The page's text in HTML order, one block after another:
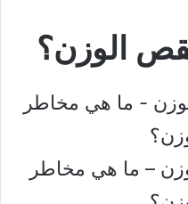
الوزن؟
– ما هي مخاطر